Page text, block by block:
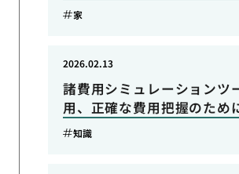
家
諸費用シミュレーションツ
用、正確な費用把握のため
2026.02.13
知識